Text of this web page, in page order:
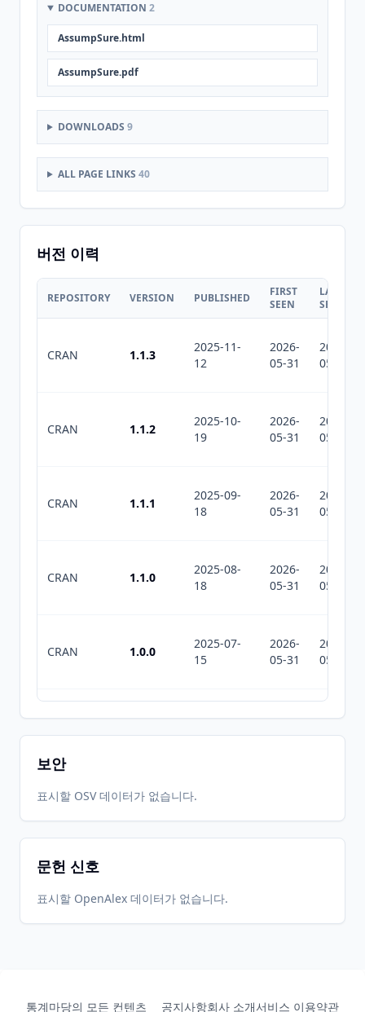
DOCUMENTATION 2
AssumpSure.html
AssumpSure.pdf
DOWNLOADS 9
ALL PAGE LINKS 40
버전 이력
REPOSITORY VERSION PUBLISHED
FIRST
SEEN
LAST
SEEN
CRAN 1.1.3
2025-11-
12
2026-
05-31
2026-
05-31
CRAN 1.1.2
2025-10-
19
2026-
05-31
2026-
05-31
CRAN 1.1.1
2025-09-
18
2026-
05-31
2026-
05-31
CRAN 1.1.0
2025-08-
18
2026-
05-31
2026-
05-31
CRAN 1.0.0
2025-07-
15
2026-
05-31
2026-
05-31
2026-
05-31
2026-
07-10
보안
표시할 OSV 데이터가 없습니다.
문헌 신호
표시할 OpenAlex 데이터가 없습니다.
통계마당의 모든 컨텐츠 공지사항회사 소개서비스 이용약관